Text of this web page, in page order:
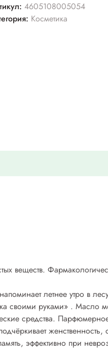
4605108005054
Косметика
веществ.
летнее утро в
своими руками» .
средства.
женственность,
эффективно при